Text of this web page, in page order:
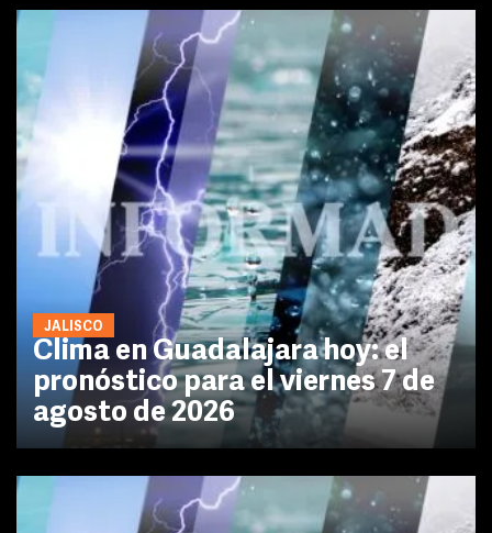
JALISCO
Clima en Guadalajara hoy: el
pronóstico para el viernes 7 de
agosto de 2026